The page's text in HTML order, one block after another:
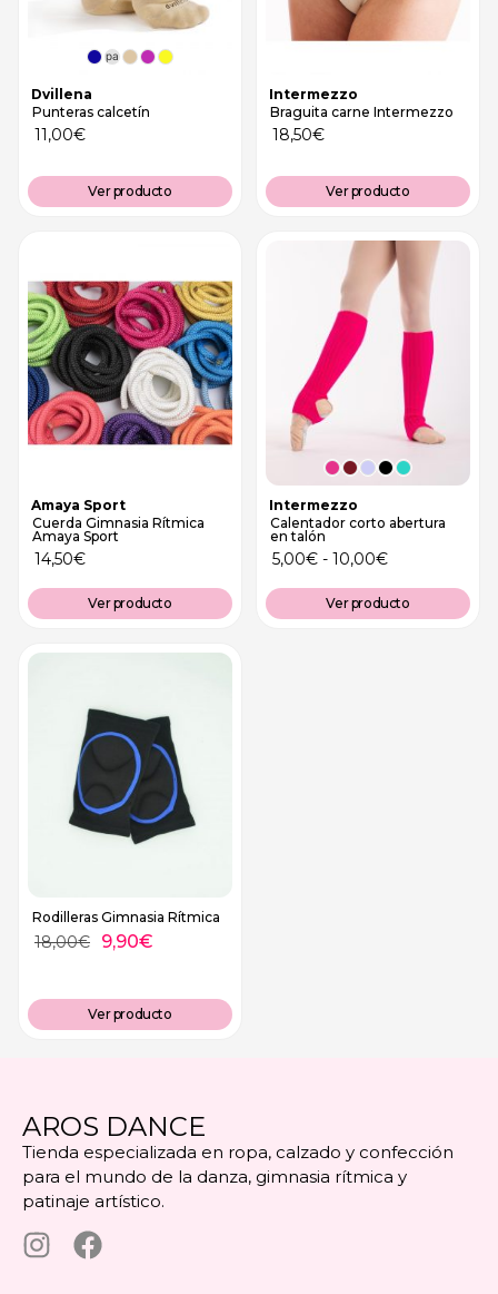
pa
Dvillena
Punteras calcetín
11,00€
Ver producto
Intermezzo
Braguita carne Intermezzo
18,50€
Ver producto
Amaya Sport
Cuerda Gimnasia Rítmica
Amaya Sport
14,50€
Ver producto
Intermezzo
Calentador corto abertura
en talón
5,00€ - 10,00€
Ver producto
Rodilleras Gimnasia Rítmica
18,00€ 9,90€
Ver producto
AROS DANCE
Tienda especializada en ropa, calzado y confección
para el mundo de la danza, gimnasia rítmica y
patinaje artístico.